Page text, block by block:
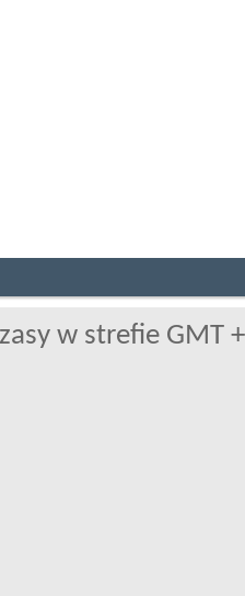
w strefie GMT